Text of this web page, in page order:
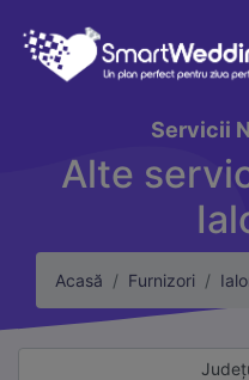
Servicii
Alte
Acasă Furnizori